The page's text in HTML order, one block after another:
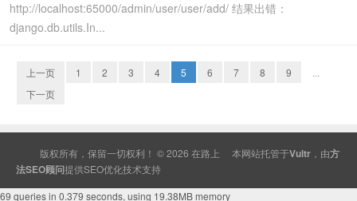
http://localhost:65000/admin/user/user/add/ 结果出错：
django.db.utils.In...
上一页 1 2 3 4 5 6 7 8 9
下一页
版权所有，保留一切权利！ © 2026 在路上 本网站托管于Vultr ，由方
法SEO顾问提供SEO优化技术支持
69 queries in 0.379 seconds, using 19.38MB memory